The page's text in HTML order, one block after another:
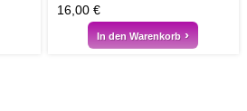
16,00 €
In den Warenkorb